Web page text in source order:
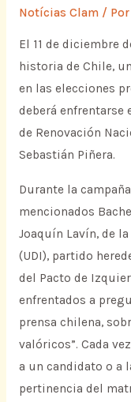
Notícias Clam/ Por
El 11 de diciembre
historia de Chile,
en las elecciones
deberá enfrentarse
de Renovación
Sebastián Piñera.
Durante la
mencionados
Joaquín Lavín, de
(UDI), partido
del Pacto de
enfrentados a
prensa chilena,
valóricos”. Cada
a un candidato o a
pertinencia del